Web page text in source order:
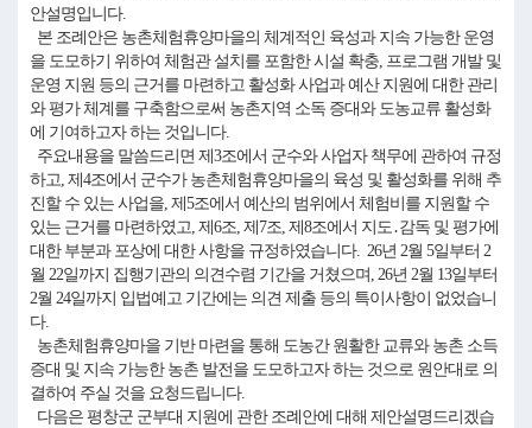
안설명입니다.
본 조례안은 농촌체험휴양마을의 체계적인 육성과 지속 가능한 운영
을 도모하기 위하여 체험관 설치를 포함한 시설 확충, 프로그램 개발 및
운영 지원 등의 근거를 마련하고 활성화 사업과 예산 지원에 대한 관리
와 평가 체계를 구축함으로써 농촌지역 소독 증대와 도농교류 활성화
에 기여하고자 하는 것입니다.
주요내용을 말씀드리면 제3조에서 군수와 사업자 책무에 관하여 규정
하고, 제4조에서 군수가 농촌체험휴양마을의 육성 및 활성화를 위해 추
진할 수 있는 사업을, 제5조에서 예산의 범위에서 체험비를 지원할 수
있는 근거를 마련하였고, 제6조, 제7조, 제8조에서 지도․감독 및 평가에
대한 부분과 포상에 대한 사항을 규정하였습니다. 26년 2월 5일부터 2
월 22일까지 집행기관의 의견수렴 기간을 거쳤으며, 26년 2월 13일부터
2월 24일까지 입법예고 기간에는 의견 제출 등의 특이사항이 없었습니
다.
농촌체험휴양마을 기반 마련을 통해 도농간 원활한 교류와 농촌 소득
증대 및 지속 가능한 농촌 발전을 도모하고자 하는 것으로 원안대로 의
결하여 주실 것을 요청드립니다.
다음은 평창군 군부대 지원에 관한 조례안에 대해 제안설명드리겠습